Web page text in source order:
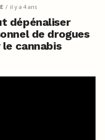
il y a 4 ans
dépénaliser
de drogues
cannabis